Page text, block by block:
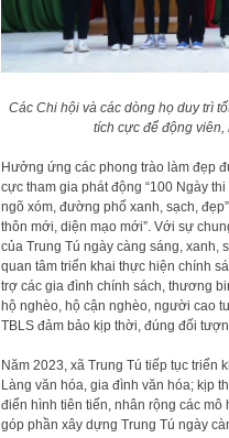
Các Chi hội và các dòng họ duy trì
tích cực để động
Hưởng ứng các phong trào làm đẹp
cực tham gia phát động “100 Ngày
ngõ xóm, đường phố xanh, sạch,
thôn mới, diện mạo mới”. Với sự
của Trung Tú ngày càng sáng, xanh,
quan tâm triển khai thực hiện chính
trợ các gia đình chính sách, thương
hộ nghèo, hộ cận nghèo, người cao
TBLS đảm bảo kịp thời, đúng đối
Năm 2023, xã Trung Tú tiếp tục
Làng văn hóa, gia đình văn hóa; kịp
điển hình tiên tiến, nhân rộng các mô
góp phần xây dựng Trung Tú ngày